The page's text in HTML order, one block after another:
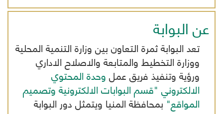
عن البوابة
تعد البوابة ثمرة التعاون بين وزارة التنمية المحلية
ووزارة التخطيط والمتابعة والاصلاح الاداري
ورؤية وتنفيذ فريق عملوحدة المحتوي
الالكتروني "قسم البوابات الالكترونية وتصميم
المواقع"بمحافظة المنيا ويتمثل دور البوابة